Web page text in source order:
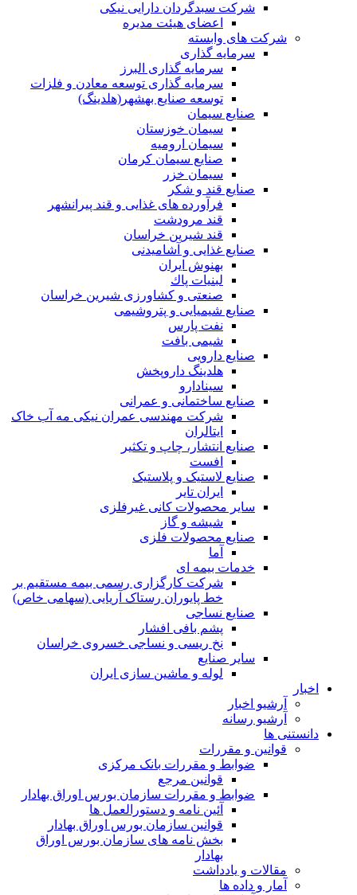
شرکت سبدگردان دارایی نیکی
اعضای هیئت مدیره
شرکت های وابسته
سرمایه گذاری
سرمایه گذاری البرز
سرمایه گذاری توسعه معادن و فلزات
توسعه‌ صنایع‌ بهشهر(هلدینگ)
صنایع سیمان
سیمان خوزستان
سیمان ارومیه
صنایع سیمان کرمان
سیمان خزر
صنایع قند و شکر
فرآورده های غذایی و قند پیرانشهر
قند مرودشت
قند شیرین خراسان
صنایع غذايی و آشاميدنی
بهنوش ایران
لبنيات پاك
صنعتی و کشاورزی شیرین خراسان
صنایع شیمیایی و پتروشیمی
نفت پارس
شیمی بافت
صنایع دارویی
هلدینگ داروپخش
سینادارو
صنایع ساختمانی و عمرانی
شرکت مهندسی عمران نیکی مه آب خاک
ایتالران
صنایع انتشار، چاپ و تکثير
افست
صنایع لاستیک و پلاستیک
ایران تایر
ساير محصولات كانی غيرفلزی
شیشه و گاز
صنایع محصولات فلزی
آما
خدمات بیمه ای
شرکت کارگزاری رسمی بیمه مستقیم بر
خط پایوران رستاک آریایی (سهامی خاص)
صنایع نساجی
پشم بافی افشار
نخ ریسی و نساجی خسروی خراسان
سایر صنایع
لوله و ماشین سازی ایران
اخبار
آرشیو اخبار
آرشیو رسانه
دانستنی ها
قوانین و مقررات
ضوابط و مقررات بانک مرکزی
قوانين مرجع
ضوابط و مقررات سازمان بورس اوراق بهادار
آئین نامه و دستورالعمل ها
قوانین سازمان بورس اوراق بهادار
بخش نامه های سازمان بورس اوراق
بهادار
مقالات و یادداشت
آمار و داده ها